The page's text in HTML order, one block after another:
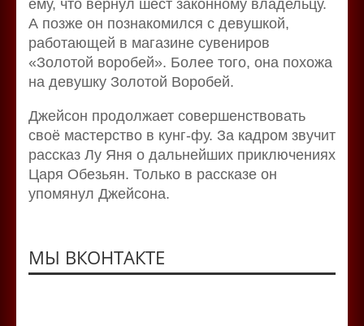
ему, что вернул шест законному владельцу.
А позже он познакомился с девушкой,
работающей в магазине сувениров
«Золотой воробей». Более того, она похожа
на девушку Золотой Воробей.
Джейсон продолжает совершенствовать
своё мастерство в кунг-фу. За кадром звучит
рассказ Лу Яня о дальнейших приключениях
Царя Обезьян. Только в рассказе он
упомянул Джейсона.
МЫ ВКОНТАКТЕ